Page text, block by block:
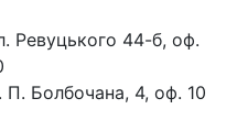
Ревуцького 44-б, оф.
П. Болбочана, 4, оф. 10